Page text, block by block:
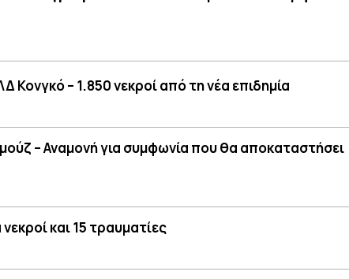
– 1.850 νεκροί από τη νέα επιδημία
– Αναμονή για συμφωνία που θα αποκαταστήσει
και 15 τραυματίες